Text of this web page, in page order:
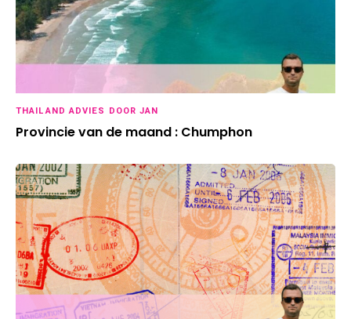
THAILAND ADVIES DOOR JAN
Provincie van de maand : Chumphon